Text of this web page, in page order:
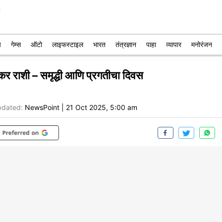
गेम्स ऑटो लाइफस्टाइल भारत तंत्रज्ञान पाहा व्यापार मनोरंजन
राशी – समृद्धी आणि प्रगतीचा दिवस
NewsPoint 21 Oct 2025, 5:00 am